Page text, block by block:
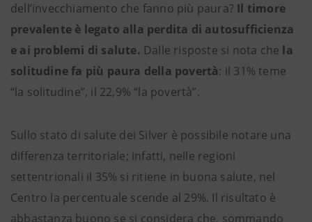
dell’invecchiamento che fanno più paura? Il timore
prevalente è legato alla perdita di autosufficienza
e ai problemi di salute. Dalle risposte si nota che la
solitudine fa più paura della povertà: il 31% teme
“la solitudine”, il 22,9% “la povertà”.
Sullo stato di salute dei Silver è possibile notare una
differenza territoriale; infatti, nelle regioni
settentrionali il 35% si ritiene in buona salute, nel
Centro la percentuale scende al 29%. Il risultato è
abbastanza buono se si considera che, sommando